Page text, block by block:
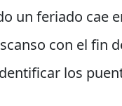
un feriado cae
con el fin
los